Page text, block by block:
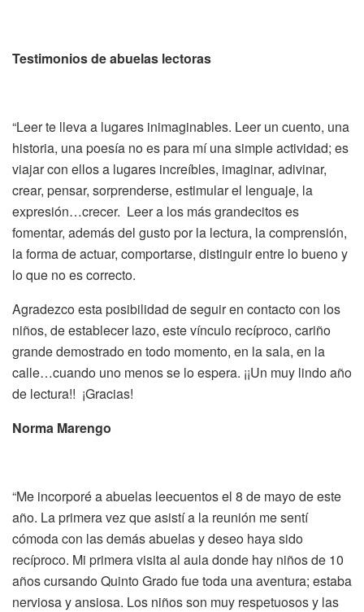
Testimonios de abuelas lectoras
“Leer te lleva a lugares inimaginables. Leer un cuento, una
historia, una poesía no es para mí una simple actividad; es
viajar con ellos a lugares increíbles, imaginar, adivinar,
crear, pensar, sorprenderse, estimular el lenguaje, la
expresión…crecer. Leer a los más grandecitos es
fomentar, además del gusto por la lectura, la comprensión,
la forma de actuar, comportarse, distinguir entre lo bueno y
lo que no es correcto.
Agradezco esta posibilidad de seguir en contacto con los
niños, de establecer lazo, este vínculo recíproco, cariño
grande demostrado en todo momento, en la sala, en la
calle…cuando uno menos se lo espera. ¡¡Un muy lindo año
de lectura!! ¡Gracias!
Norma Marengo
“Me incorporé a abuelas leecuentos el 8 de mayo de este
año. La primera vez que asistí a la reunión me sentí
cómoda con las demás abuelas y deseo haya sido
recíproco. Mi primera visita al aula donde hay niños de 10
años cursando Quinto Grado fue toda una aventura; estaba
nerviosa y ansiosa. Los niños son muy respetuosos y las